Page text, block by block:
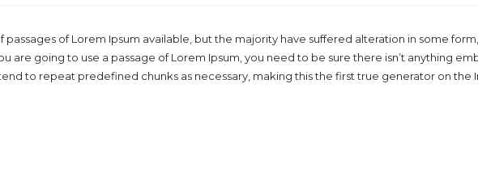
passages of Lorem Ipsum available, but the majority have suffered alteration in some
are going to use a passage of Lorem Ipsum, you need to be sure there isn’t anything
to repeat predefined chunks as necessary, making this the first true generator on the